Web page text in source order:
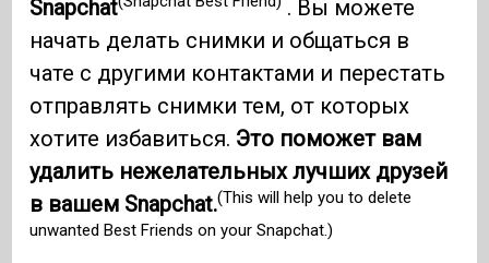
Snapchat
. Вы можете
начать делать снимки и общаться в
чате с другими контактами и перестать
отправлять снимки тем, от которых
хотите избавиться. Это поможет вам
удалить нежелательных лучших друзей
в вашем Snapchat.(This will help you to delete
unwanted Best Friends on your Snapchat.)